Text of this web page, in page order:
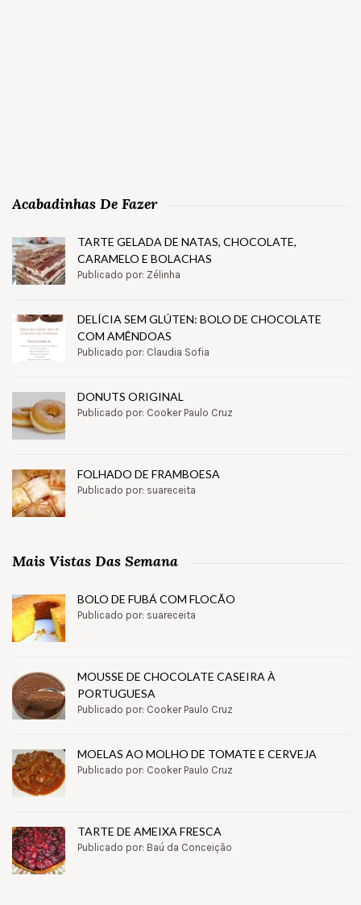
Acabadinhas De Fazer
TARTE GELADA DE NATAS, CHOCOLATE,
CARAMELO E BOLACHAS
Publicado por: Zélinha
DELÍCIA SEM GLÚTEN: BOLO DE CHOCOLATE
COM AMÊNDOAS
Publicado por: Claudia Sofia
DONUTS ORIGINAL
Publicado por: Cooker Paulo Cruz
FOLHADO DE FRAMBOESA
Publicado por: suareceita
Mais Vistas Das Semana
BOLO DE FUBÁ COM FLOCÃO
Publicado por: suareceita
MOUSSE DE CHOCOLATE CASEIRA À
PORTUGUESA
Publicado por: Cooker Paulo Cruz
MOELAS AO MOLHO DE TOMATE E CERVEJA
Publicado por: Cooker Paulo Cruz
TARTE DE AMEIXA FRESCA
Publicado por: Baú da Conceição